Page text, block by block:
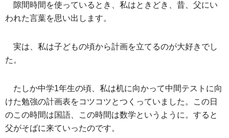
隙間時間を使っているとき、私はときどき、昔、父にい
われた言葉を思い出します。
実は、私は子どもの頃から計画を立てるのが大好きでし
た。
たしか中学1年生の頃、私は机に向かって中間テストに向
けた勉強の計画表をコツコツとつくっていました。この日
のこの時間は国語、この時間は数学というように。すると
父がそばに来ていったのです。